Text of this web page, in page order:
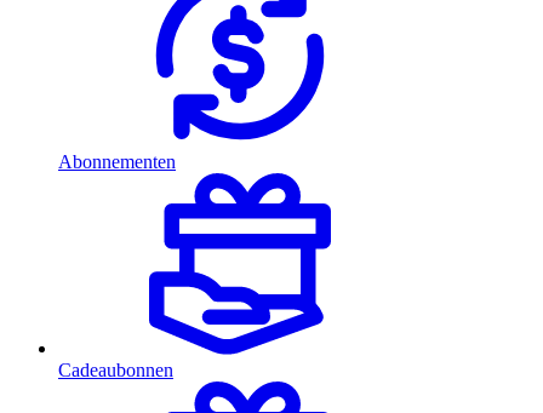
Abonnementen
Cadeaubonnen